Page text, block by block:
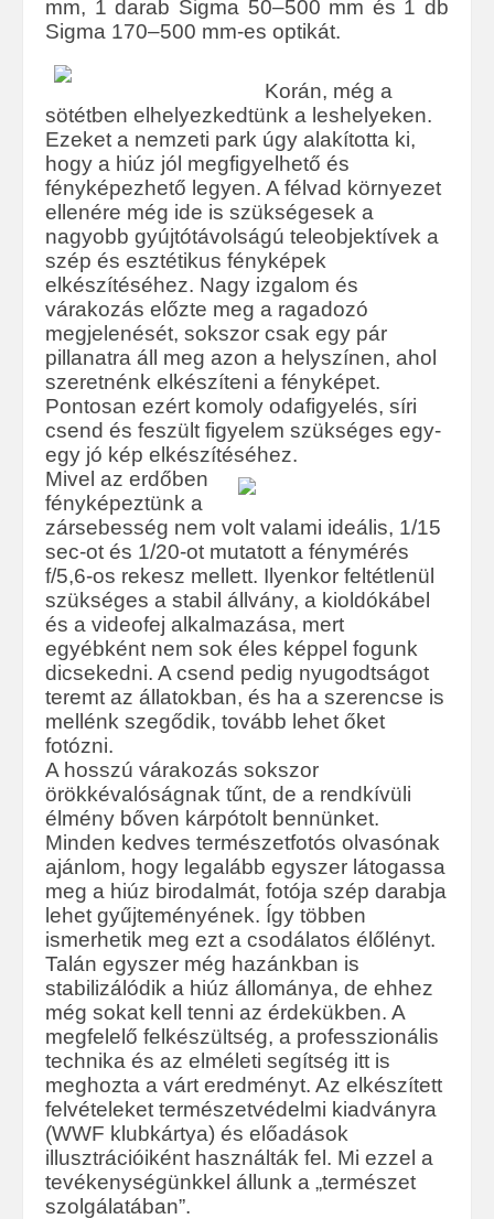
mm, 1 darab Sigma 50–500 mm és 1 db
Sigma 170–500 mm-es optikát.
Korán, még a
sötétben elhelyezkedtünk a leshelyeken.
Ezeket a nemzeti park úgy alakította ki,
hogy a hiúz jól megfigyelhető és
fényképezhető legyen. A félvad környezet
ellenére még ide is szükségesek a
nagyobb gyújtótávolságú teleobjektívek a
szép és esztétikus fényképek
elkészítéséhez. Nagy izgalom és
várakozás előzte meg a ragadozó
megjelenését, sokszor csak egy pár
pillanatra áll meg azon a helyszínen, ahol
szeretnénk elkészíteni a fényképet.
Pontosan ezért komoly odafigyelés, síri
csend és feszült figyelem szükséges egy-
egy jó kép elkészítéséhez.
Mivel az erdőben
fényképeztünk a
zársebesség nem volt valami ideális, 1/15
sec-ot és 1/20-ot mutatott a fénymérés
f/5,6-os rekesz mellett. Ilyenkor feltétlenül
szükséges a stabil állvány, a kioldókábel
és a videofej alkalmazása, mert
egyébként nem sok éles képpel fogunk
dicsekedni. A csend pedig nyugodtságot
teremt az állatokban, és ha a szerencse is
mellénk szegődik, tovább lehet őket
fotózni.
A hosszú várakozás sokszor
örökkévalóságnak tűnt, de a rendkívüli
élmény bőven kárpótolt bennünket.
Minden kedves természetfotós olvasónak
ajánlom, hogy legalább egyszer látogassa
meg a hiúz birodalmát, fotója szép darabja
lehet gyűjteményének. Így többen
ismerhetik meg ezt a csodálatos élőlényt.
Talán egyszer még hazánkban is
stabilizálódik a hiúz állománya, de ehhez
még sokat kell tenni az érdekükben. A
megfelelő felkészültség, a professzionális
technika és az elméleti segítség itt is
meghozta a várt eredményt. Az elkészített
felvételeket természetvédelmi kiadványra
(WWF klubkártya) és előadások
illusztrációiként használták fel. Mi ezzel a
tevékenységünkkel állunk a „természet
szolgálatában”.